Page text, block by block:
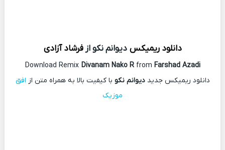
دانلود ریمیکس دیوانم نکو ازفرشاد آزادی
Download Remix Divanam Nako Rfrom Farshad Azadi
دانلود ریمیکس جدیددیوانم نکو با کیفیت بالا به همراه متن از افق
موزیک